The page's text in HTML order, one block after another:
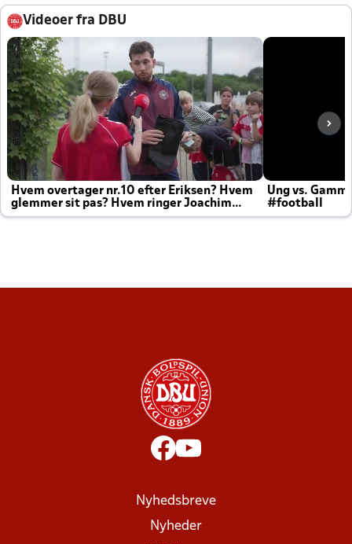
Videoer fra DBU
Hvem overtager nr.10 efter Eriksen? Hvem
glemmer sit pas? Hvem ringer Joachim
altid til efter kampe?
Ung vs.
#football
Nyhedsbreve
Nyheder